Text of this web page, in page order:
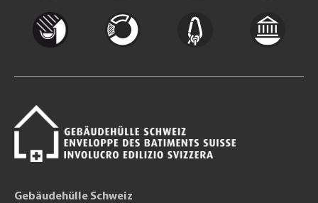
Gebäudehülle Schweiz